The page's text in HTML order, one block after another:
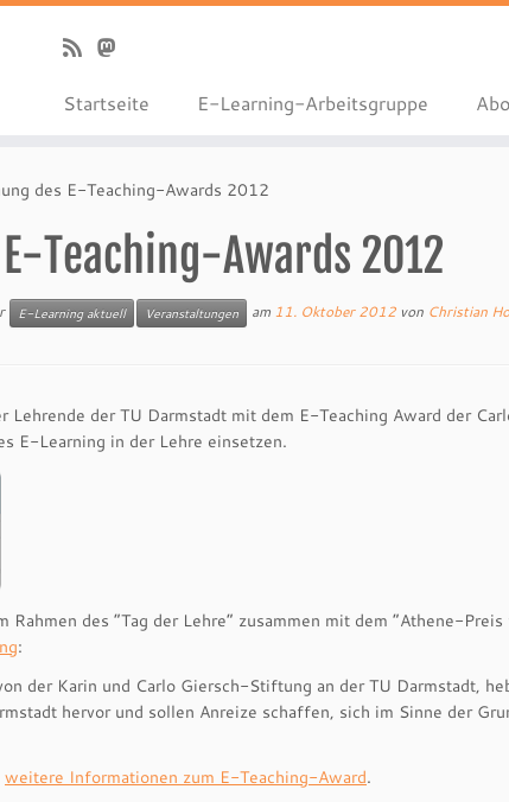
Startseite E-Learning-Arbeitsgruppe
des E-Teaching-Awards 2012
Teaching-Awards 2012
E-Learning aktuell Veranstaltungen am 11. Oktober 2012 von Christian
Lehrende der TU Darmstadt mit dem E-Teaching Award der
E-Learning in der Lehre einsetzen.
Rahmen des “Tag der Lehre” zusammen mit dem “Athene-
:
der Karin und Carlo Giersch-Stiftung an der TU Darmstadt,
hervor und sollen Anreize schaffen, sich im Sinne der
weitere Informationen zum E-Teaching-Award.